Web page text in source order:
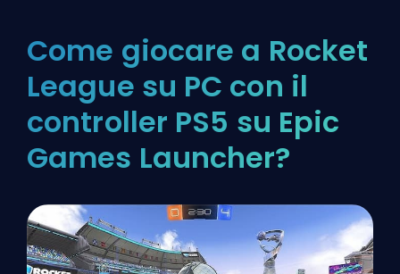
Come giocare a Rocket
League su PC con il
controller PS5 su Epic
Games Launcher?